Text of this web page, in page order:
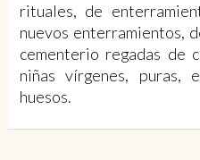
rituales, de
nuevos enterramientos,
cementerio regadas de
niñas vírgenes, puras,
huesos.